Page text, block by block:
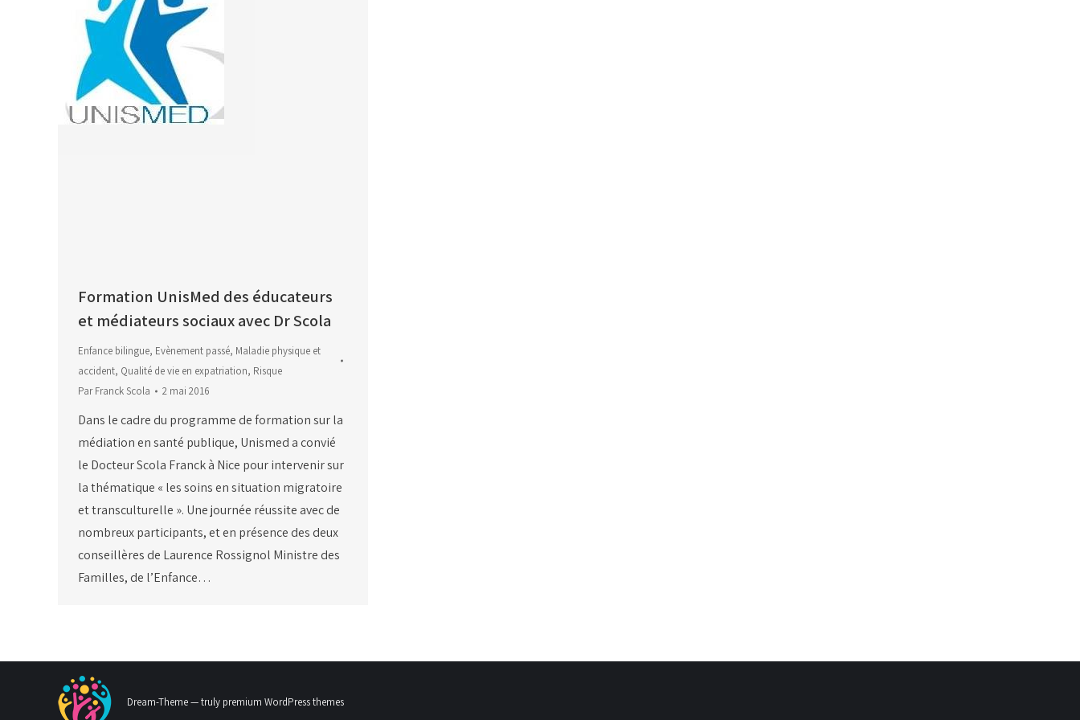
Formation UnisMed des éducateurs
et médiateurs sociaux avec Dr Scola
Enfance bilingue, Evènement passé, Maladie physique et
accident, Qualité de vie en expatriation, Risque
ParFranck Scola 2 mai 2016
Dans le cadre du programme de formation sur la
médiation en santé publique, Unismed a convié
le Docteur Scola Franck à Nice pour intervenir sur
la thématique « les soins en situation migratoire
et transculturelle ». Une journée réussite avec de
nombreux participants, et en présence des deux
conseillères de Laurence Rossignol Ministre des
Familles, de l’Enfance…
Dream-Theme — truly premium WordPress themes